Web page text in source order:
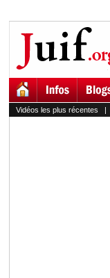
Vidéos les plus récentes |